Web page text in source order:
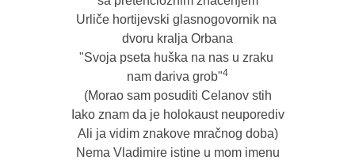
Urliče hortijevski glasnogovornik na
dvoru kralja Orbana
"Svoja pseta huška na nas u zraku
nam dariva grob"4
(Morao sam posuditi Celanov stih
Iako znam da je holokaust neuporediv
Ali ja vidim znakove mračnog doba)